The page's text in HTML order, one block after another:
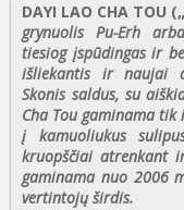
DAYI LAO CHA TOU
grynuolis Pu-Erh
tiesiog įspūdingas ir
išliekantis ir naujai
Skonis saldus, su
Cha Tou gaminama tik
į kamuoliukus
kruopščiai atrenkant
gaminama nuo 2006
vertintojų širdis.